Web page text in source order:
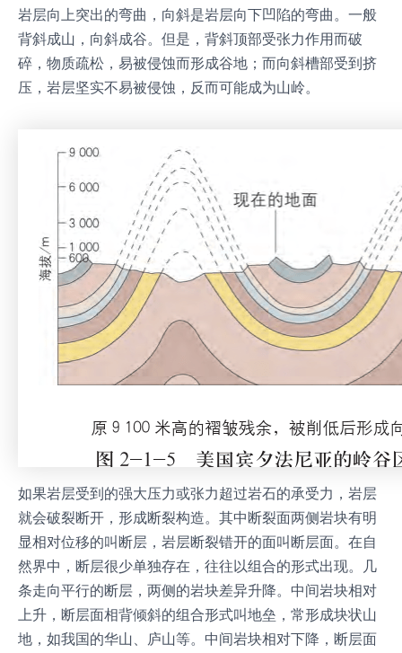
岩层向上突出的弯曲，向斜是岩层向下凹陷的弯曲。一般
背斜成山，向斜成谷。但是，背斜顶部受张力作用而破
碎，物质疏松，易被侵蚀而形成谷地；而向斜槽部受到挤
压，岩层坚实不易被侵蚀，反而可能成为山岭。
如果岩层受到的强大压力或张力超过岩石的承受力，岩层
就会破裂断开，形成断裂构造。其中断裂面两侧岩块有明
显相对位移的叫断层，岩层断裂错开的面叫断层面。在自
然界中，断层很少单独存在，往往以组合的形式出现。几
条走向平行的断层，两侧的岩块差异升降。中间岩块相对
上升，断层面相背倾斜的组合形式叫地垒，常形成块状山
地，如我国的华山、庐山等。中间岩块相对下降，断层面